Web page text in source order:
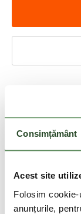
Consimțământ
Acest site
Folosim
anunțurile,
livrare in